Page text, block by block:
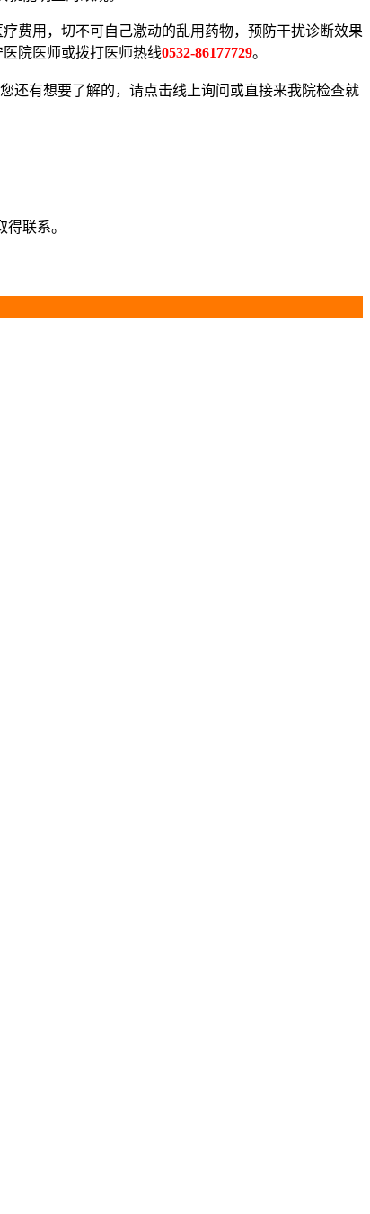
用，切不可自己激动的乱用药物，预防干扰诊断效果
院医师或拨打医师热线0532-86177729。
还有想要了解的，请点击线上询问或直接来我院检查就
联系。